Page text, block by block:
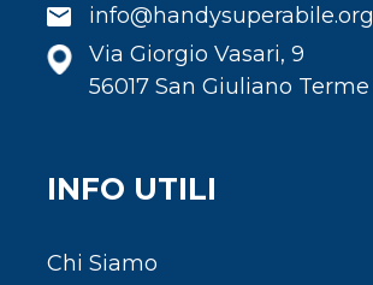
info@handysuperabile.org
Via Giorgio Vasari, 9
56017 San Giuliano Terme
INFO UTILI
Chi Siamo